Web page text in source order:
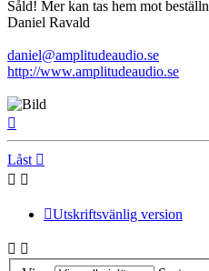
Såld! Mer kan tas hem mot
Daniel Ravald
daniel@amplitudeaudio.se
http://www.amplitudeaudio.se
Låst
Utskriftsvänlig version